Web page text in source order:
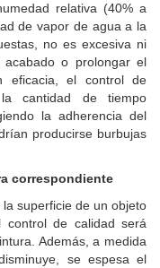
relativa (40% a
de vapor de agua a la
no es excesiva ni
o prolongar el
eficacia, el control de
cantidad de tiempo
la adherencia del
producirse burbujas
correspondiente
superficie de un objeto
control de calidad será
Además, a medida
se espesa el